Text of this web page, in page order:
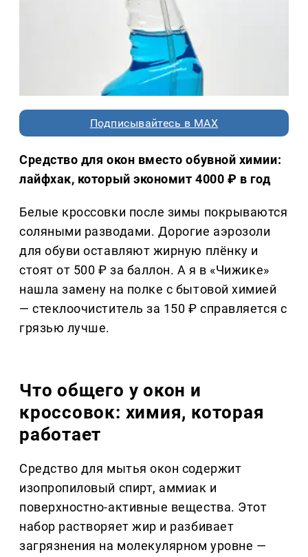
Подписывайтесь в MAX
Средство для окон вместо обувной химии:
лайфхак, который экономит 4000 ₽ в год
Белые кроссовки после зимы покрываются
соляными разводами. Дорогие аэрозоли
для обуви оставляют жирную плёнку и
стоят от 500 ₽ за баллон. А я в «Чижике»
нашла замену на полке с бытовой химией
— стеклоочиститель за 150 ₽ справляется с
грязью лучше.
Что общего у окон и
кроссовок: химия, которая
работает
Средство для мытья окон содержит
изопропиловый спирт, аммиак и
поверхностно-активные вещества. Этот
набор растворяет жир и разбивает
загрязнения на молекулярном уровне —